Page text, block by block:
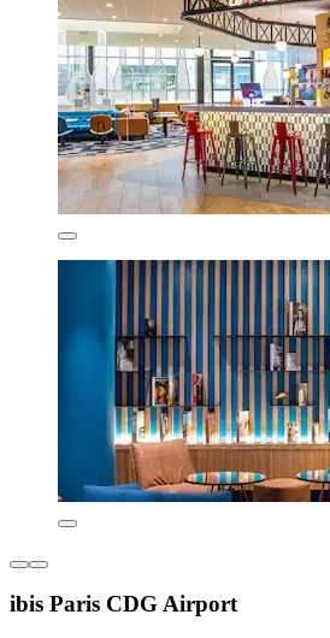
ibis Paris CDG Airport